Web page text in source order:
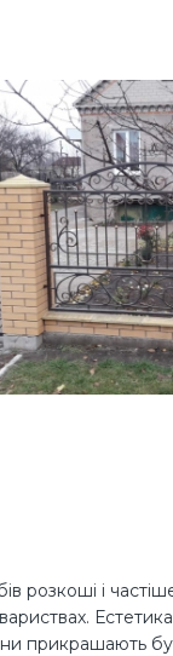
розкоші і
прикрашають